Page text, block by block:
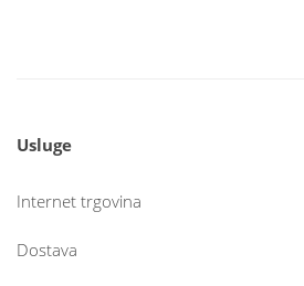
Usluge
Internet trgovina
Dostava